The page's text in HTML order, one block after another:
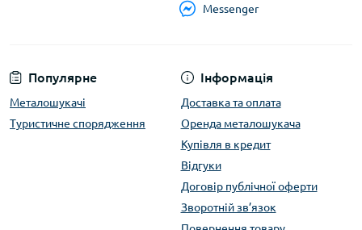
Популярне
Металошукачі
Туристичне спорядження
Інформація
Доставка та оплата
Оренда металошукача
Купівля в кредит
Відгуки
Договір публічної оферти
Зворотній зв’язок
Messenger